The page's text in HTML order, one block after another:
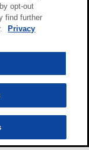
opt-out
find further
Privacy